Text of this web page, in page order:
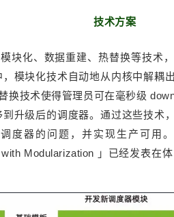
技术方案
块化、数据重建、热替换等技术
模块化技术自动地从内核中解耦
换技术使得管理员可在毫秒级
升级后的调度器。通过这些技术
度器的问题，并实现生产可用
Modularization 」已经发表在